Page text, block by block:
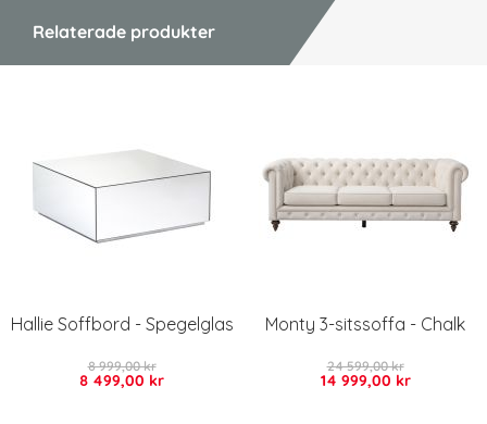
Relaterade produkter
Hallie Soffbord - Spegelglas
8 499,00 kr
8 999,00 kr
Monty 3-sitssoffa - Chalk
14 999,00 kr
24 599,00 kr